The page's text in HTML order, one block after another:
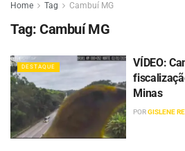
Home Tag Cambuí MG
Tag: Cambuí MG
DESTAQUE
VÍDEO:
Minas
PORGISLENE